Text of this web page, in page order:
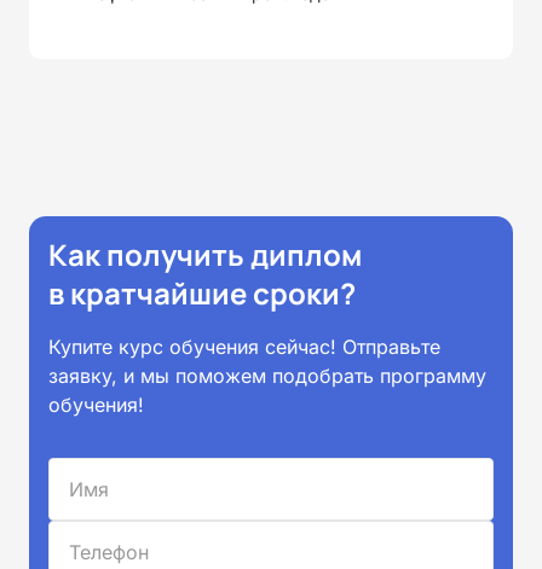
Как получить диплом
в кратчайшие сроки?
Купите курс обучения сейчас! Отправьте
заявку, и мы поможем подобрать программу
обучения!